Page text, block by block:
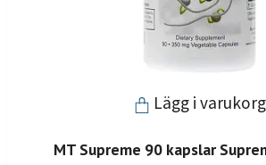
Lägg i varukorg
MT Supreme 90 kapslar